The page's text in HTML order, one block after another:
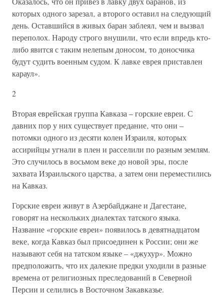
которых одного зарезал‚ а второго оставил на следующий
день. Оставшийся в живых баран заблеял‚ чем и вызвал
переполох. Народу строго внушили‚ что если впредь кто-
либо явится с таким нелепым доносом‚ то доносчика
будут судить военным судом. К лавке еврея приставлен
караул».
2
Вторая еврейская группа Кавказа – горские евреи. С
давних пор у них существует предание‚ что они –
потомки одного из десяти колен Израиля‚ которых
ассирийцы угнали в плен и расселили по разным землям.
Это случилось в восьмом веке до новой эры‚ после
захвата Израильского царства‚ а затем они переместились
на Кавказ.
Горские евреи живут в Азербайджане и Дагестане,
говорят на нескольких диалектах татского языка.
Название «горские евреи» появилось в девятнадцатом
веке‚ когда Кавказ был присоединен к России; они же
называют себя на татском языке – «джухур». Можно
предположить‚ что их далекие предки уходили в разные
времена от религиозных преследований в Северной
Персии и селились в Восточном Закавказье.